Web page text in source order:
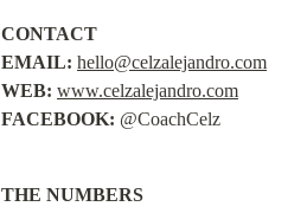
CONTACT
EMAIL: hello@celzalejandro.com
WEB: www.celzalejandro.com
FACEBOOK: @CoachCelz
THE NUMBERS